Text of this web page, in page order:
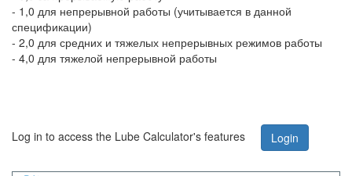
- 1,0 для непрерывной работы (учитывается в данной
спецификации)
- 2,0 для средних и тяжелых непрерывных режимов работы
- 4,0 для тяжелой непрерывной работы
Log in to access the Lube Calculator's features Login